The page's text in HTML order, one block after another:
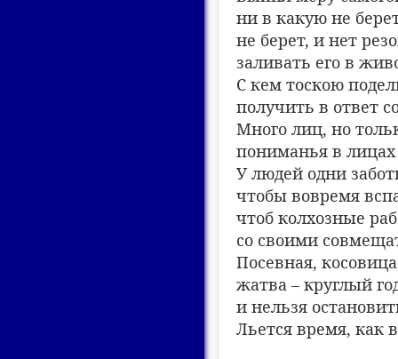
ни в какую не
не берет, и нет
заливать его в
С кем тоскою
получить в ответ
Много лиц, но
пониманья в лицах
У людей одни
чтобы вовремя
чтоб колхозные
со своими
Посевная,
жатва – круглый
и нельзя
Льется время, как